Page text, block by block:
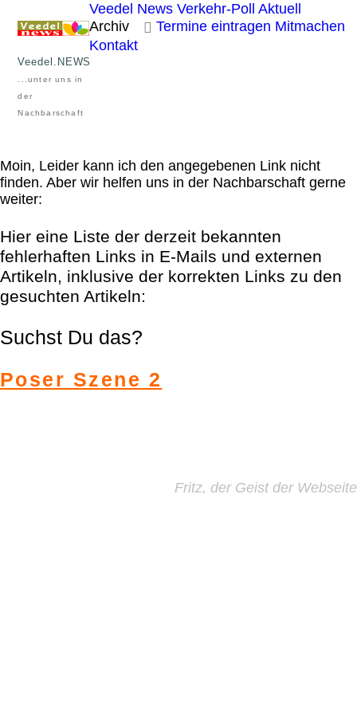
Veedel.NEWS
...unter uns in
der
Nachbarschaft
Veedel News Verkehr-Poll Aktuell
Archiv
Termine eintragen Mitmachen
Kontakt
Moin, Leider kann ich den angegebenen Link nicht
finden. Aber wir helfen uns in der Nachbarschaft gerne
weiter:
Hier eine Liste der derzeit bekannten
fehlerhaften Links in E-Mails und externen
Artikeln, inklusive der korrekten Links zu den
gesuchten Artikeln:
Suchst Du das?
Poser Szene 2
Fritz, der Geist der Webseite